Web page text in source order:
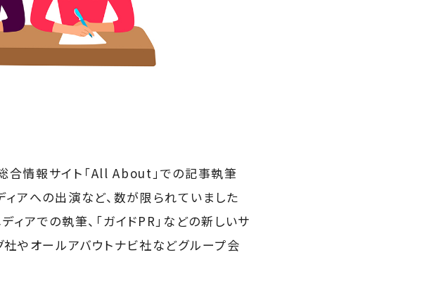
合情報サイト「All About」での記事執筆
ィアへの出演など、数が限られていました
アでの執筆、「ガイドPR」などの新しいサ
社やオールアバウトナビ社などグループ会